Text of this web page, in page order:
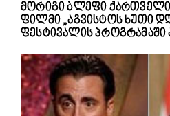
მორიგი ბლეფი ქართველი
ფილმი „აგვისტოს ხუთი
ფესტივალის პროგრამაში